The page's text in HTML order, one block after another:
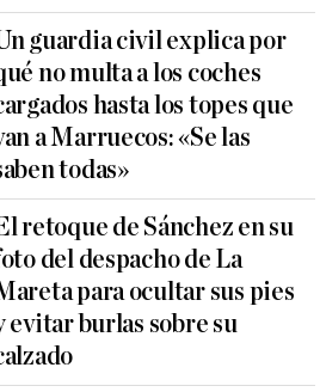
guardia civil explica por
no multa a los coches
hasta los topes que
a Marruecos: «Se las
todas»
retoque de Sánchez en su
del despacho de La
para ocultar sus pies
evitar burlas sobre su